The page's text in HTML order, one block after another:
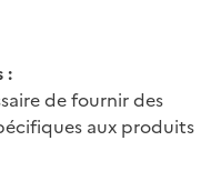
:
de fournir des
aux produits